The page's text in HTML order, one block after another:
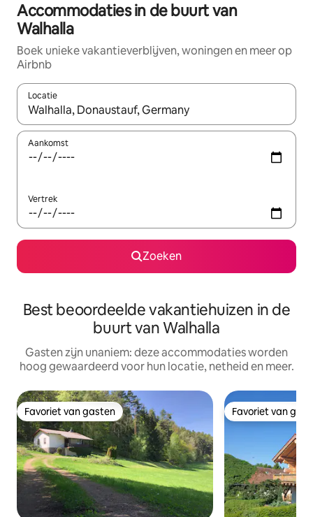
Accommodaties in de buurt van
Walhalla
Boek unieke vakantieverblijven, woningen en meer op
Airbnb
Locatie
Wanneer er resultaten beschikbaar zijn, maak je een keuze
Aankomst
Vertrek
Zoeken
Best beoordeelde vakantiehuizen in de
buurt van Walhalla
Gasten zijn unaniem: deze accommodaties worden
hoog gewaardeerd voor hun locatie, netheid en meer.
Favoriet van gasten
Favoriet van gasten Favoriet van
Favoriet van